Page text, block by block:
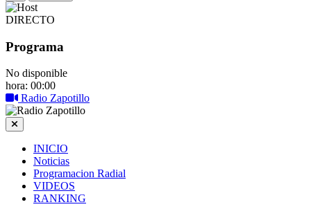
DIRECTO
Programa
No disponible
hora: 00:00
Radio Zapotillo
INICIO
Noticias
Programacion Radial
VIDEOS
RANKING